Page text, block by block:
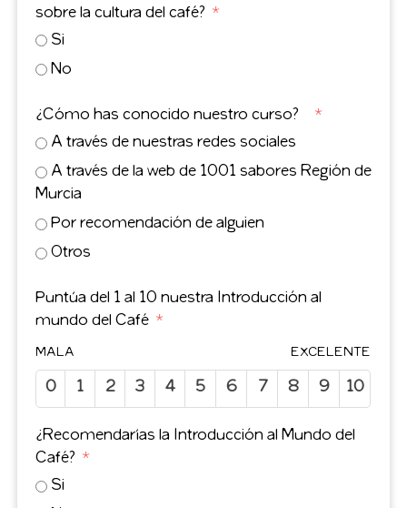
sobre la cultura del café?
Si
No
¿Cómo has conocido nuestro curso?
A través de nuestras redes sociales
A través de la web de 1001 sabores Región de
Murcia
Por recomendación de alguien
Otros
Puntúa del 1 al 10 nuestra Introducción al
mundo del Café
MALA EXCELENTE
0 1 2 3 4 5 6 7 8 9 10
¿Recomendarías la Introducción al Mundo del
Café?
Si